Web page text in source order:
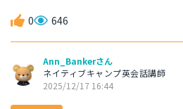
0 646
Ann_Bankerさん
ネイティブキャンプ英会話講師
2025/12/17 16:44